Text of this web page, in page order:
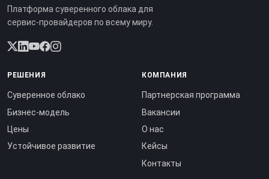
Платформа суверенного облака для
сервис-провайдеров по всему миру.
РЕШЕНИЯ
Суверенное облако
Бизнес-модель
Цены
Устойчивое развитие
КОМПАНИЯ
Партнерская программа
Вакансии
О нас
Кейсы
Контакты